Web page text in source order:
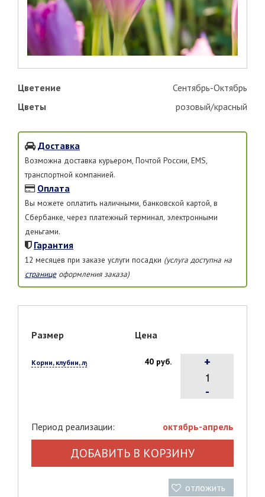
Цветение
Сентябрь-Октябрь
Цветы
розовый/красный
Доставка
Возможна доставка курьером, Почтой России, EMS,
транспортной компанией.
Оплата
Вы можете оплатить наличными, банковской картой, в
Сбербанке, через платежный терминал, электронными
деньгами.
Гарантия
12 месяцев при заказе услуги посадки (услуга доступна на
страницеоформления заказа)
Размер Цена
Корни, клубни, луковицы, 1 шт. 40 руб.
-
+
Период реализации: октябрь-апрель
ДОБАВИТЬ В КОРЗИНУ
отложить